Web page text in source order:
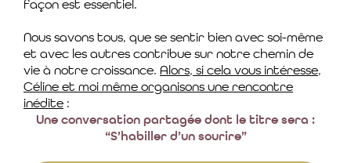
façon est essentiel.
Nous savons tous, que se sentir bien avec soi-même
et avec les autres contribue sur notre chemin de
vie à notre croissance. Alors, si cela vous intéresse,
Céline et moi même organisons une rencontre
inédite :
Une conversation partagée dont le titre sera :
“S’habiller d’un sourire”